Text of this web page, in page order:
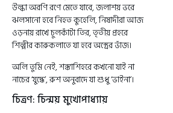
উল্কা অরণি রণে মেতে যাবে, জলাশয় ভরে
ঝলসানো হবে নিহত কুহেলি, নিষাদীরা আজ
ওড়নায় রাখে চুলকাঁটা তির, তৃতীয় প্রহরে
শিল্পীর কারুকলাতে যা হবে অস্ত্রের ভাঁজ।
অলি তুমি নেই, শঙ্কাশিহরে কখনো যাই না
নাচের ‘যুদ্ধে’, রুশ অনুবাদে যা শুধু ‘ভাইনা’।
চিত্রণ: চিন্ময় মুখোপাধ্যায়